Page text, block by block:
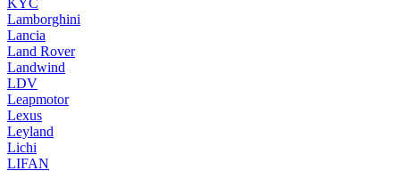
Lamborghini
Lancia
Land Rover
Landwind
LDV
Leapmotor
Lexus
Leyland
Lichi
LIFAN